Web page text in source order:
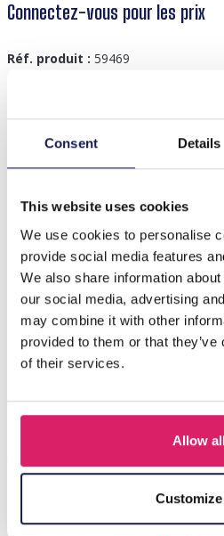
Consent Details
This website uses cookies
We use cookies to personalise
provide social media features
We also share information
our social media, advertising
may combine it with other
provided to them or that
of their services.
Allow
Customize
Connectez-vous pour les prix
Réf. produit : 59469
Description
D'autres ont acheté aussi
J-C4.3 N301-038G S. Steel